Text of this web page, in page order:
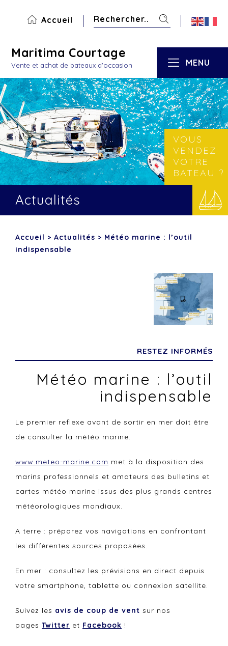
Accueil
Maritima Courtage
Vente et achat de bateaux d'occasion MENU
VOUS
VENDEZ
VOTRE
BATEAU ?
Actualités
Accueil > Actualités > Météo marine : l’outil
indispensable
RESTEZ INFORMÉS
Météo marine : l’outil
indispensable
Le premier reflexe avant de sortir en mer doit être
de consulter la météo marine.
www.meteo-marine.com met à la disposition des
marins professionnels et amateurs des bulletins et
cartes météo marine issus des plus grands centres
météorologiques mondiaux.
A terre : préparez vos navigations en confrontant
les différentes sources proposées.
En mer : consultez les prévisions en direct depuis
votre smartphone, tablette ou connexion satellite.
Suivez les avis de coup de vent sur nos
pages Twitter et Facebook !